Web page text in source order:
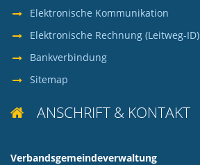
Elektronische Kommunikation
Elektronische Rechnung (Leitweg-ID)
Bankverbindung
Sitemap
 ANSCHRIFT & KONTAKT
Verbandsgemeindeverwaltung